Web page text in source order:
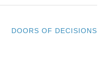
DOORS OF DECISIONS